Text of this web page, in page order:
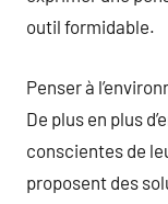
outil formidable.
Penser à
De plus en plus
conscientes de
proposent des